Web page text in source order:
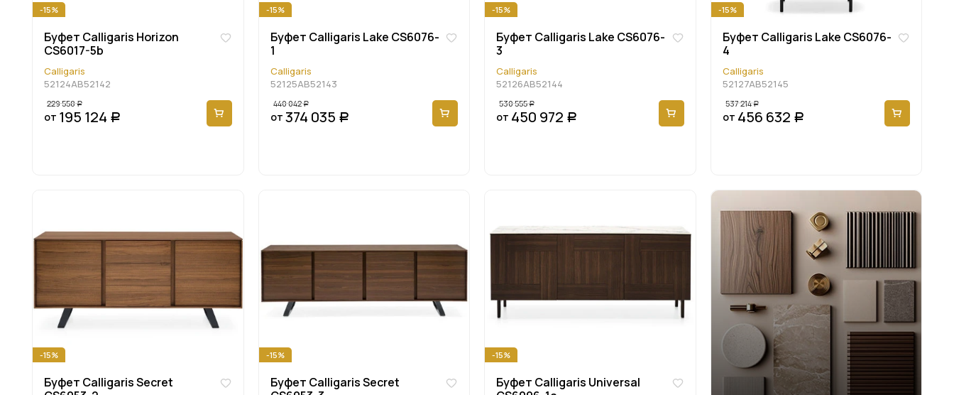
-15%
Буфет Calligaris Horizon
CS6017-5b
Calligaris
52124AB52142
от
229 558 Р
195 124 Р
-15%
Буфет Calligaris Lake CS6076-
1
Calligaris
52125AB52143
от
440 042 Р
374 035 Р
-15%
Буфет Calligaris Lake CS6076-
3
Calligaris
52126AB52144
от
530 555 Р
450 972 Р
-15%
Буфет Calligaris Lake CS6076-
4
Calligaris
52127AB52145
от
537 214 Р
456 632 Р
-15%
Буфет Calligaris Secret
-15%
Буфет Calligaris Secret
-15%
Буфет Calligaris Universal